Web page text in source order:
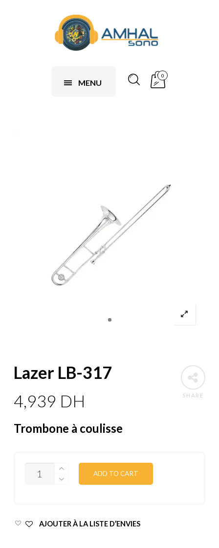
MENU
0
SHARE
Lazer LB-317
4,939 DH
Trombone à coulisse
QUANTITY
ADD TO CART
AJOUTER À LA LISTE D’ENVIES